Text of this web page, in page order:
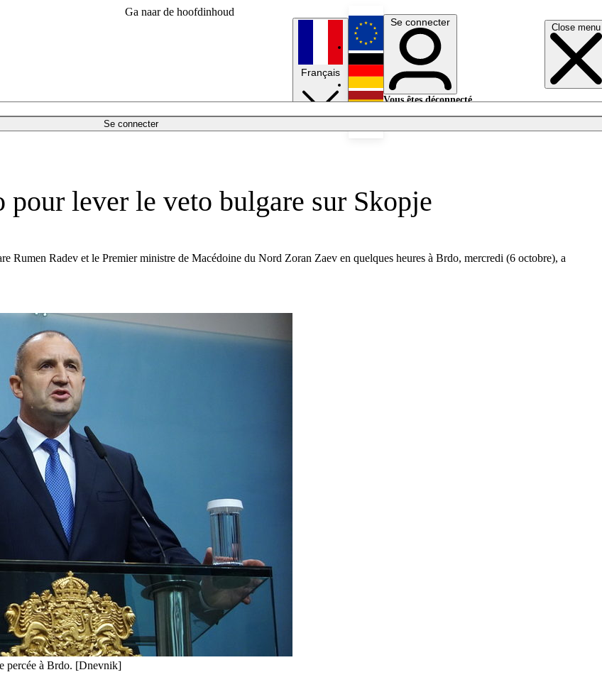
Ga naar de hoofdinhoud
Close menu
Se connecter
Français
English
Deutsch
Se connecter
Vous êtes déconnecté.
lever le veto bulgare sur Skopje
Rumen Radev et le Premier ministre de Macédoine du Nord Zoran Zaev en quelques heures à Brdo, mercredi (6 octobre), a
percée à Brdo. [Dnevnik]